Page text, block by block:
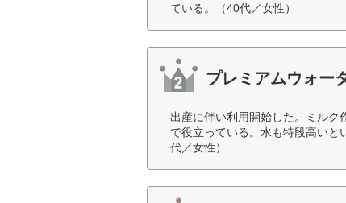
ている。（40代／女性）
プレミアムウォー
出産に伴い利用開始した。ミル
で役立っている。水も特段高い
代／女性）